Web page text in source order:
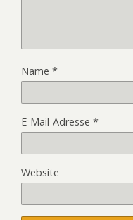
Name *
E-Mail-Adresse *
Website